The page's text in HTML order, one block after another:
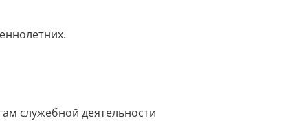
служебной деятельности